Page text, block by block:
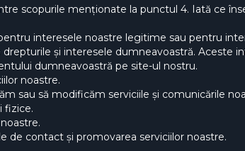
scopurile menționate la punctul 4. Iată ce
interesele noastre legitime sau pentru
și interesele dumneavoastră. Aceste
dumneavoastră pe site-ul nostru.
noastre.
sau să modificăm serviciile și comunicările
fizice.
de contact și promovarea serviciilor noastre.